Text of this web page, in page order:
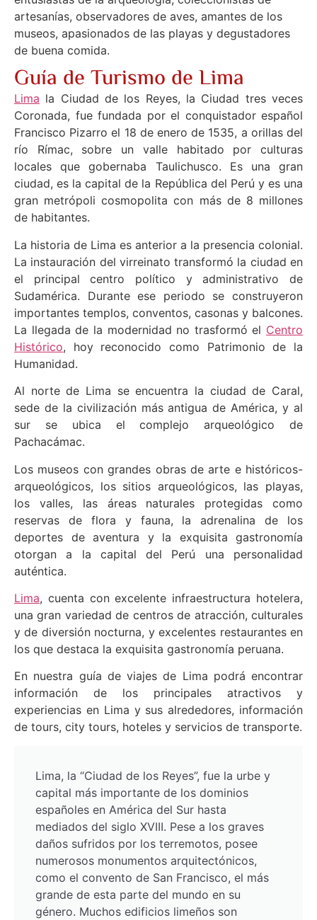
artesanías, observadores de aves, amantes de los
museos, apasionados de las playas y degustadores
de buena comida.
Guía de Turismo de Lima
Lima la Ciudad de los Reyes, la Ciudad tres veces
Coronada, fue fundada por el conquistador español
Francisco Pizarro el 18 de enero de 1535, a orillas del
río Rímac, sobre un valle habitado por culturas
locales que gobernaba Taulichusco. Es una gran
ciudad, es la capital de la República del Perú y es una
gran metrópoli cosmopolita con más de 8 millones
de habitantes.
La historia de Lima es anterior a la presencia colonial.
La instauración del virreinato transformó la ciudad en
el principal centro político y administrativo de
Sudamérica. Durante ese periodo se construyeron
importantes templos, conventos, casonas y balcones.
La llegada de la modernidad no trasformó el Centro
Histórico, hoy reconocido como Patrimonio de la
Humanidad.
Al norte de Lima se encuentra la ciudad de Caral,
sede de la civilización más antigua de América, y al
sur se ubica el complejo arqueológico de
Pachacámac.
Los museos con grandes obras de arte e históricos-
arqueológicos, los sitios arqueológicos, las playas,
los valles, las áreas naturales protegidas como
reservas de flora y fauna, la adrenalina de los
deportes de aventura y la exquisita gastronomía
otorgan a la capital del Perú una personalidad
auténtica.
Lima, cuenta con excelente infraestructura hotelera,
una gran variedad de centros de atracción, culturales
y de diversión nocturna, y excelentes restaurantes en
los que destaca la exquisita gastronomía peruana.
En nuestra guía de viajes de Lima podrá encontrar
información de los principales atractivos y
experiencias en Lima y sus alrededores, información
de tours, city tours, hoteles y servicios de transporte.
Lima, la “Ciudad de los Reyes”, fue la urbe y
capital más importante de los dominios
españoles en América del Sur hasta
mediados del siglo XVIII. Pese a los graves
daños sufridos por los terremotos, posee
numerosos monumentos arquitectónicos,
como el convento de San Francisco, el más
grande de esta parte del mundo en su
género. Muchos edificios limeños son